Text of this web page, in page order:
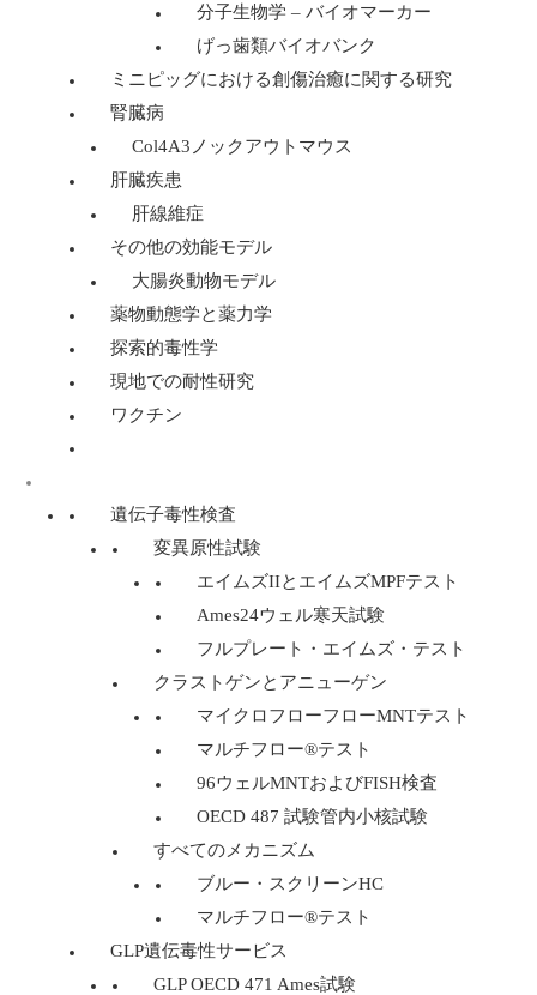
分子生物学 – バイオマーカー
げっ歯類バイオバンク
ミニピッグにおける創傷治癒に関する研究
腎臓病
Col4A3ノックアウトマウス
肝臓疾患
肝線維症
その他の効能モデル
大腸炎動物モデル
薬物動態学と薬力学
探索的毒性学
現地での耐性研究
ワクチン
遺伝子毒性検査
変異原性試験
エイムズIIとエイムズMPFテスト
Ames24ウェル寒天試験
フルプレート・エイムズ・テスト
クラストゲンとアニューゲン
マイクロフローフローMNTテスト
マルチフロー®テスト
96ウェルMNTおよびFISH検査
OECD 487 試験管内小核試験
すべてのメカニズム
ブルー・スクリーンHC
マルチフロー®テスト
GLP遺伝毒性サービス
GLP OECD 471 Ames試験